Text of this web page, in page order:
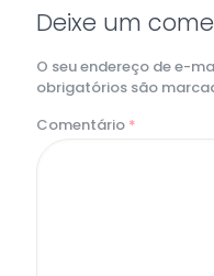
Deixe um
O seu endereço de e-
obrigatórios são
Comentário *